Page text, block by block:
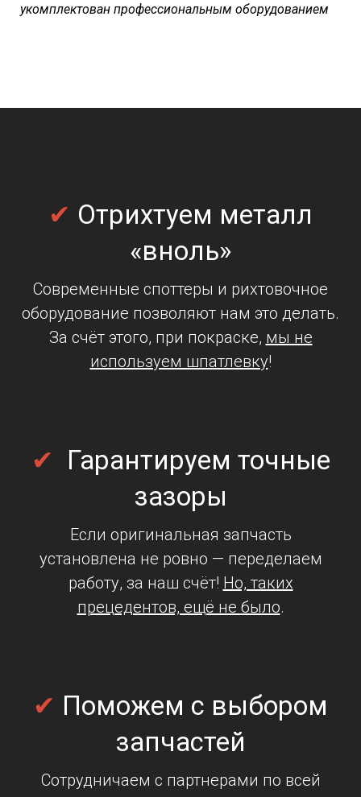
укомплектован профессиональным оборудованием
✔ Отрихтуем металл
«вноль»
Современные споттеры и рихтовочное
оборудование позволяют нам это делать.
За счёт этого, при покраске, мы не
используем шпатлевку!
✔ Гарантируем точные
зазоры
Если оригинальная запчасть
установлена не ровно — переделаем
работу, за наш счёт! Но, таких
прецедентов, ещё не было.
✔ Поможем с выбором
запчастей
Сотрудничаем с партнерами по всей